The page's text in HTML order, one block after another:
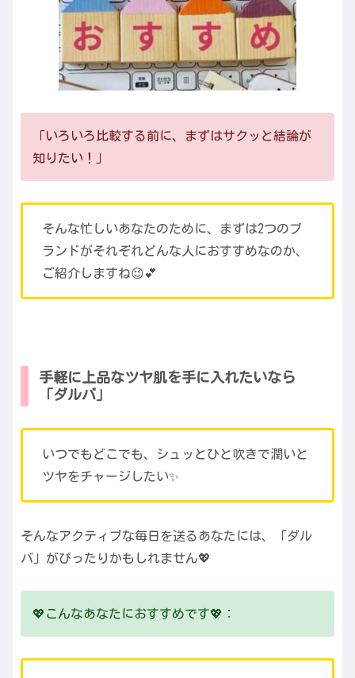
「いろいろ比較する前に、まずはサクッと結論が
知りたい！」
そんな忙しいあなたのために、まずは2つのブ
ランドがそれぞれどんな人におすすめなのか、
ご紹介しますね😉💕
手軽に上品なツヤ肌を手に入れたいなら
「ダルバ」
いつでもどこでも、シュッとひと吹きで潤いと
ツヤをチャージしたい✨
そんなアクティブな毎日を送るあなたには、「ダル
バ」がぴったりかもしれません💖
💖こんなあなたにおすすめです💖：